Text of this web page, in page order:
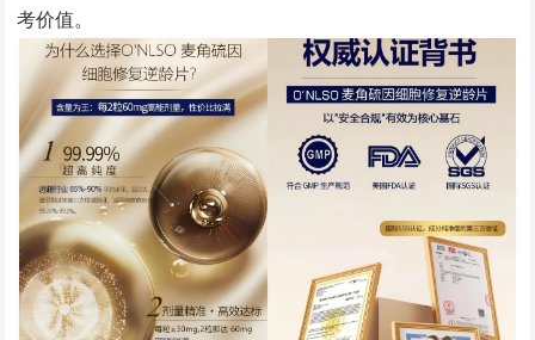
考价值。